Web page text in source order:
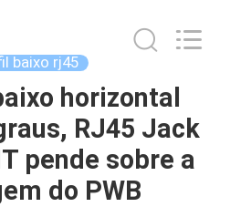
baixo rj45
horizontal
RJ45 Jack
pende sobre a
do PWB